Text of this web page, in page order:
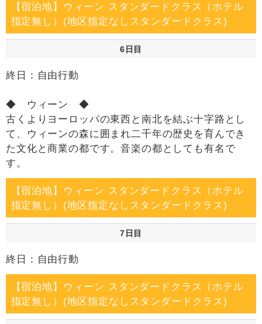
【宿泊地】ウィーン スタンダードクラス（ホテル
指定無し）(地区指定なしスタンダードクラス)
6日目
終日：自由行動
◆ ウィーン ◆
古くよりヨーロッパの東西と南北を結ぶ十字路とし
て、ウィーンの森に囲まれ二千年の歴史を育んでき
た文化と商業の都です。音楽の都としても有名で
す。
【宿泊地】ウィーン スタンダードクラス（ホテル
指定無し）(地区指定なしスタンダードクラス)
7日目
終日：自由行動
【宿泊地】ウィーン スタンダードクラス（ホテル
指定無し）(地区指定なしスタンダードクラス)